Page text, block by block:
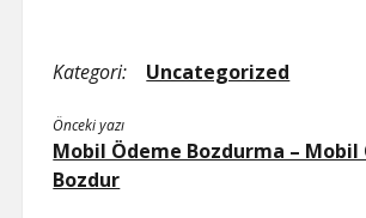
Kategori: Uncategorized
Önceki yazı
Mobil Ödeme Bozdurma – Mobil
Bozdur